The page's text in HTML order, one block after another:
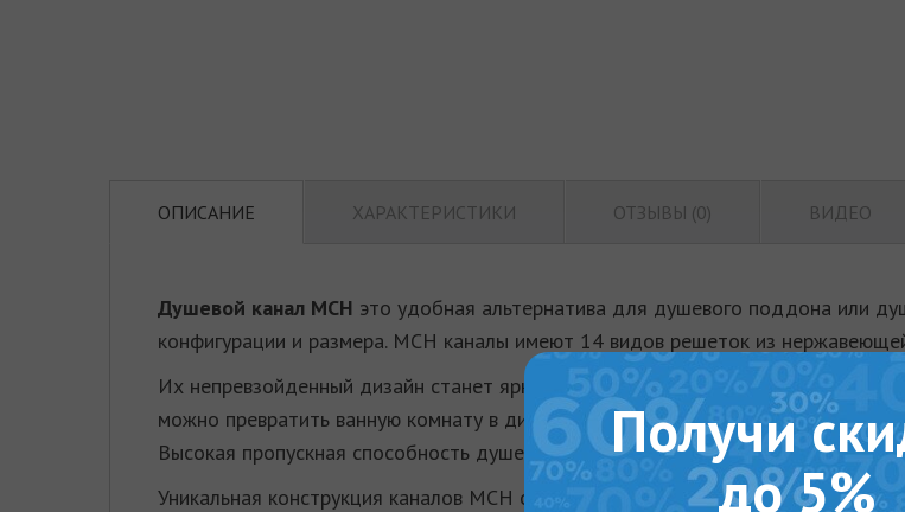
ОПИСАНИЕ ХАРАКТЕРИСТИКИ ОТЗЫВЫ (0) ВИДЕО
Душевой канал МСН это удобная альтернатива для душевого поддона или
конфигурации и размера. MСН каналы имеют 14 видов решеток из
Их непревзойденный дизайн станет ярким дополнением и основой стиля
можно превратить ванную комнату в дизайнерский шедевр без каких-либо
Высокая пропускная способность душевых каналов МСН позволяет
Уникальная конструкция каналов МСН обеспечивает быструю и удобную
Получи
до 5%